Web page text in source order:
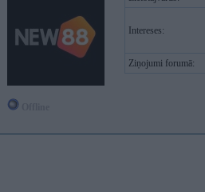
Intereses:
Ziņojumi forumā: